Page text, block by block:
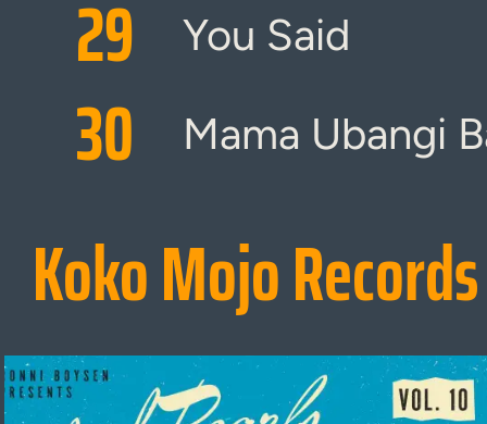
29 You Said
30 Mama Ubangi
Koko Mojo Records